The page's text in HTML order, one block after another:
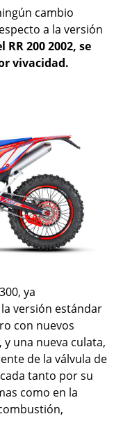
cambio
a la versión
RR 200 2002, se
vivacidad.
ya
versión estándar
con nuevos
una nueva culata,
de la válvula de
tanto por su
como en la